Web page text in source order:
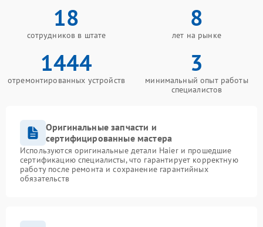
18
сотрудников в штате
8
лет на рынке
1444
отремонтированных устройств
3
минимальный опыт работы
специалистов
Оригинальные запчасти и
сертифицированные мастера
Используются оригинальные детали Haier и прошедшие
сертификацию специалисты, что гарантирует корректную
работу после ремонта и сохранение гарантийных
обязательств